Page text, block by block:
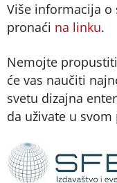
Više informacija o
pronaći na linku.
Nemojte
će vas naučiti
svetu dizajna
da uživate u